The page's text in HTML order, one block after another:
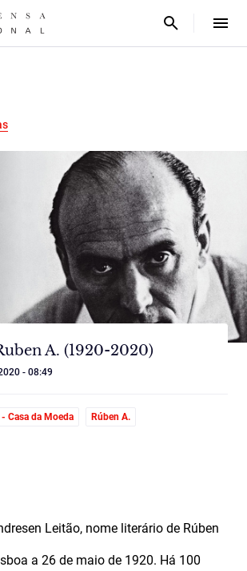
A. (1920-2020)
- 08:49
Casa da Moeda Rúben A.
Leitão, nome literário de Rúben
a 26 de maio de 1920. Há 100